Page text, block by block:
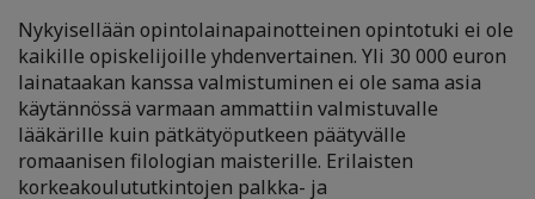
Nykyisellään opintolainapainotteinen opintotuki ei ole
kaikille opiskelijoille yhdenvertainen. Yli 30 000 euron
lainataakan kanssa valmistuminen ei ole sama asia
käytännössä varmaan ammattiin valmistuvalle
lääkärille kuin pätkätyöputkeen päätyvälle
romaanisen filologian maisterille. Erilaisten
korkeakoulututkintojen palkka- ja